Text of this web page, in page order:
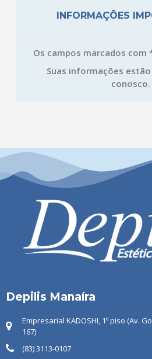
INFORMAÇÕES
Os campos marcados
Suas informações estão
conosco.
Depilis Manaíra
Empresarial KADOSHI, 1º piso (Av.
167)
(83) 3113-0107